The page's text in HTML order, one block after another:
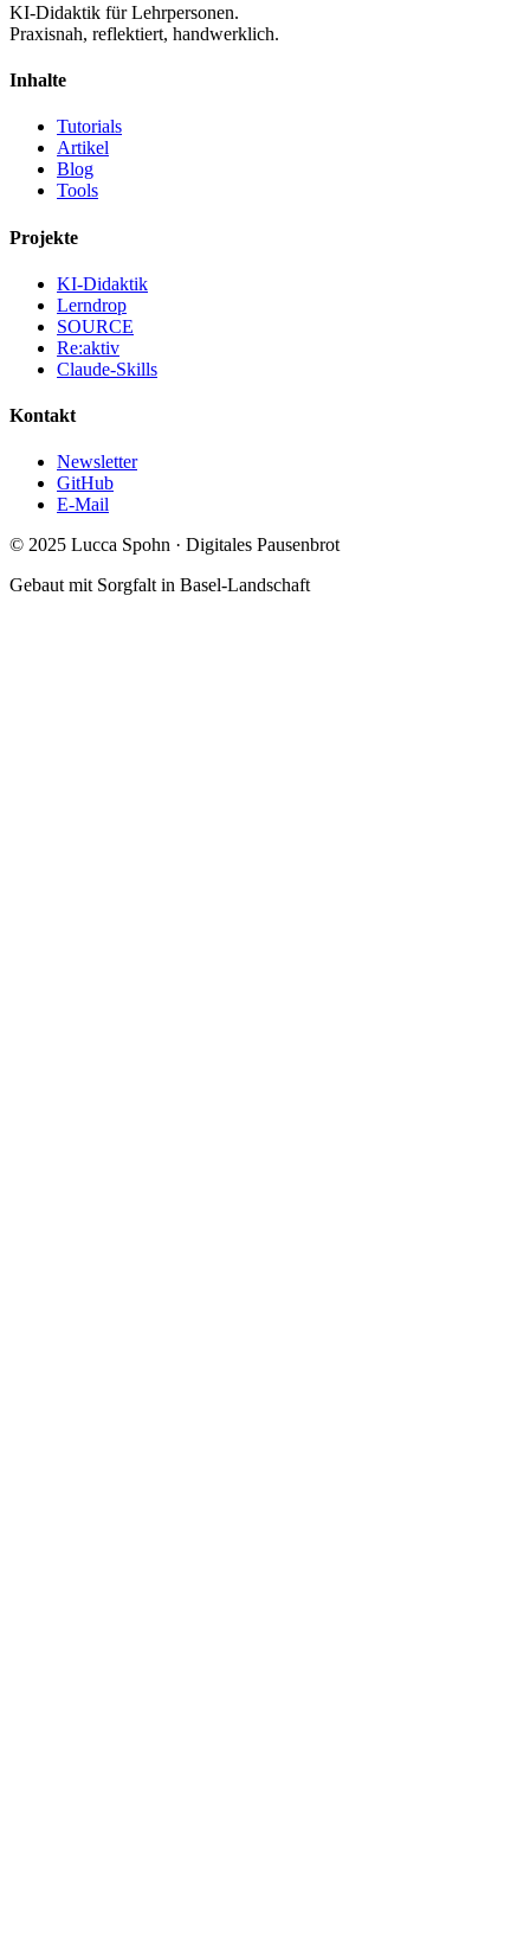
KI-Didaktik für Lehrpersonen.
Praxisnah, reflektiert, handwerklich.
Inhalte
Tutorials
Artikel
Blog
Tools
Projekte
KI-Didaktik
Lerndrop
SOURCE
Re:aktiv
Claude-Skills
Kontakt
Newsletter
GitHub
E-Mail
© 2025 Lucca Spohn · Digitales Pausenbrot
Gebaut mit Sorgfalt in Basel-Landschaft